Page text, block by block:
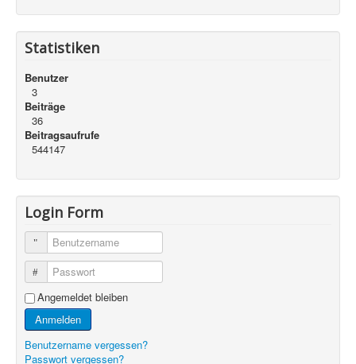
Statistiken
Benutzer
3
Beiträge
36
Beitragsaufrufe
544147
Login Form
Benutzername
Passwort
Angemeldet bleiben
Anmelden
Benutzername vergessen?
Passwort vergessen?